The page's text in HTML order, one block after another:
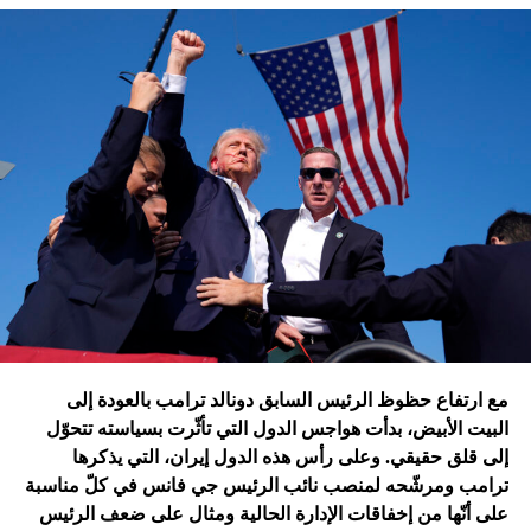
تقُم بمثله غارات التحالف الدولي؟ أم هي تدمير الطائرات
الإسرائيلية للمرّة الأولى مستودعاً لصواريخ الحزب في عمق
الجنوب في عدلون في قضاء الزهراني؟
ترامب الذي أكّد أنّه سينهي الحروب
التي اندلعت في عهد بايدن، قد
يضغط على إسرائيل لوقف الحرب
في غزة
إدارة بايدن ونهاية منظومة.. وانتقام نتنياهو
فتح باباً كبيراً على تحوّلات جذرية في السياسة الأميركية وتعاطي
إسرائيل معها، أبرزها:
مع ارتفاع حظوظ الرئيس السابق دونالد ترامب بالعودة إلى
البيت الأبيض، بدأت هواجس الدول التي تأثّرت بسياسته تتحوّل
إلى قلق حقيقي. وعلى رأس هذه الدول إيران، التي يذكرها
ترامب ومرشّحه لمنصب نائب الرئيس جي فانس في كلّ مناسبة
على أنّها من إخفاقات الإدارة الحالية ومثال على ضعف الرئيس